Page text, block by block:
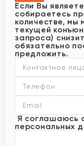
Если Вы
собираетесь
количестве, мы
текущей
запроса)
обязательно
предложить.
Я соглашаюсь
персональных